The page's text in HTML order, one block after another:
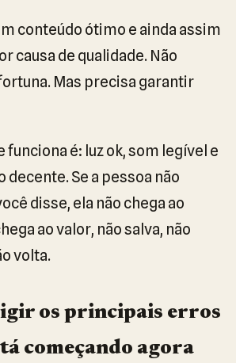
conteúdo ótimo e ainda assim
causa de qualidade. Não
Mas precisa garantir
funciona é: luz ok, som legível e
Se a pessoa não
disse, ela não chega ao
ao valor, não salva, não
volta.
os principais erros
começando agora